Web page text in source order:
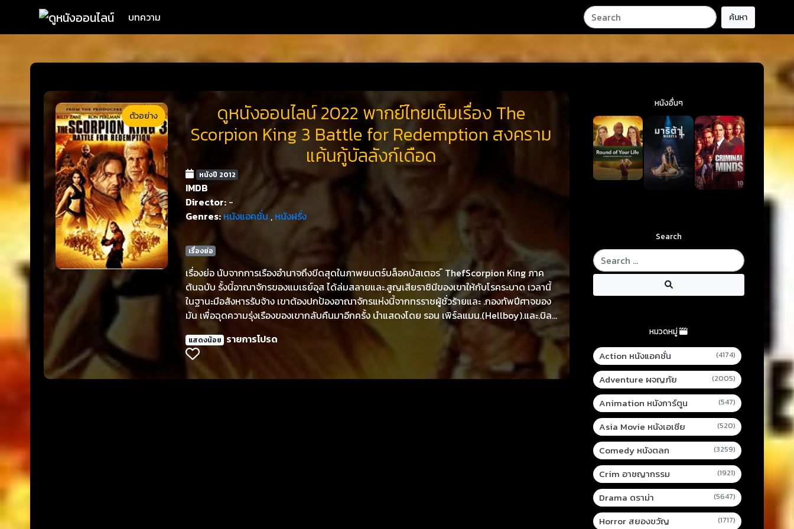
บทความ ค้นหา
ตัวอย่าง
ดูหนังออนไลน์ 2022 พากย์ไทยเต็มเรื่อง The
Scorpion King 3 Battle for Redemption สงคราม
แค้นกู้บัลลังก์เดือด
หนังปี 2012
IMDB
Director:-
Genres: หนังแอคชั่น , หนังฝรั่ง
เรื่องย่อ
เรื่องย่อ นับจากการเรืองอำนาจถึงขีดสุดในภาพยนตร์บล็อคบัสเตอร ์ ThefScorpion King ภาค
ต้นฉบับ รั้งนี้อาณาจักรของแมเธย์อุส ได้ล่มสลายและ.สูญเสียราชินีของเขาให้กับโรคระบาด เวลานี้
ในฐานะมือสังหารรับจ้าง เขาต้องปกป้องอาณาจักรแห่งนี้จากทรราชผู้ชั่วร้ายและ .กองทัพปีศาจของ
มัน เพื่อฉุดความรุ่งเรืองของเขากลับคืนมาอีกครั้ง นำแสดงโดย รอน เพิร์ลแมน.(Hellboy).และ.บิล
ลี่ เซน.(Titanic).ThefScorpion King 3: Battle For Redemption ได้สร้างความมันส์ในแบบฉบับ
หนงตระกูล ThefMummy สู่อีกระดับของหนังแอ็คชั่นและ.การผจญภัย
แสดงน้อย รายการโปรด
หนังอื่นๆ
Search
หมวดหมู่
Action หนังแอคชั่น (4174)
Adventure ผจญภัย (2005)
Animation หนังการ์ตูน (547)
Asia Movie หนังเอเชีย (520)
Comedy หนังตลก (3259)
Crim อาชญากรรม (1921)
Drama ดราม่า (5647)
Horror สยองขวัญ (1717)